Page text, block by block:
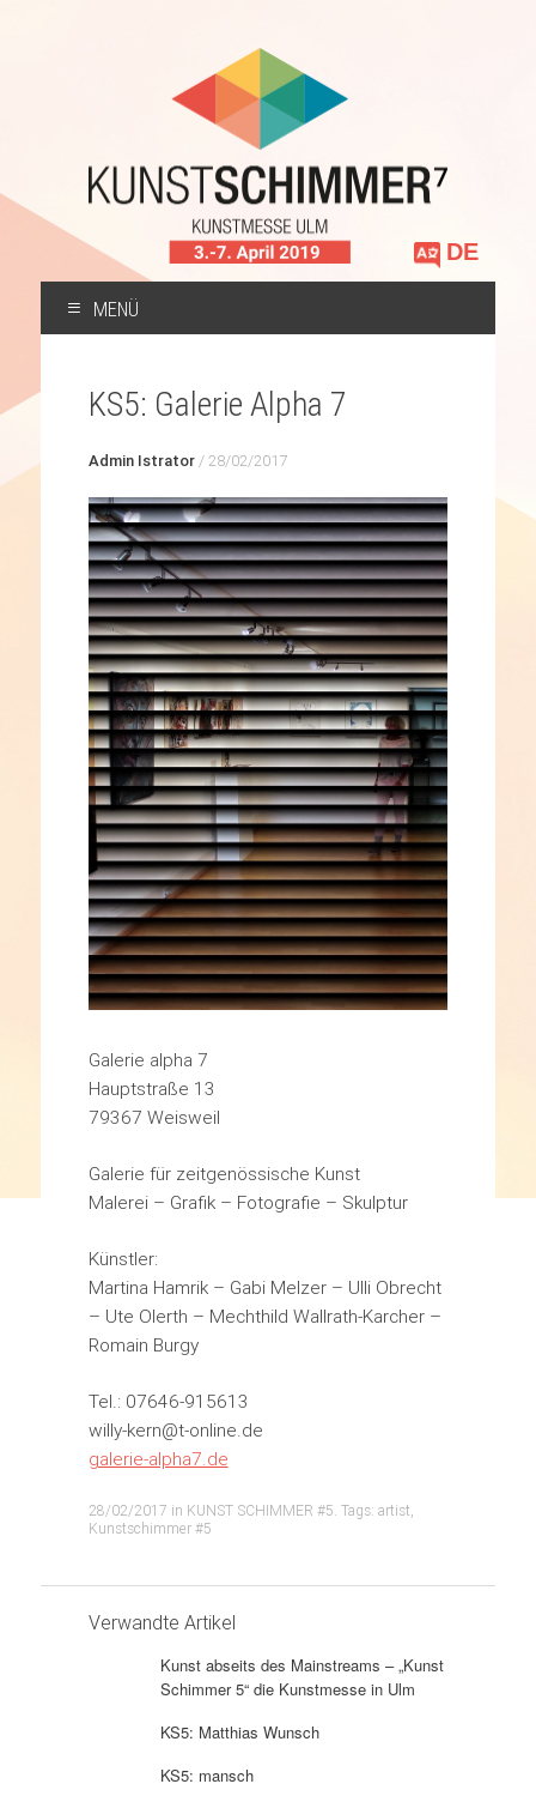
Sprache
auswählen
MENÜ
SPRINGEN
KS5: Galerie Alpha 7
Admin Istrator/ 28/02/2017
Galerie alpha 7
Hauptstraße 13
79367 Weisweil
Galerie für zeitgenössische Kunst
Malerei – Grafik – Fotografie – Skulptur
Künstler:
Martina Hamrik – Gabi Melzer – Ulli Obrecht
– Ute Olerth – Mechthild Wallrath-Karcher –
Romain Burgy
Tel.: 07646-915613
willy-kern@t-online.de
galerie-alpha7.de
28/02/2017 in KUNST SCHIMMER #5. Tags: artist,
Kunstschimmer #5
Verwandte Artikel
Kunst abseits des Mainstreams – „Kunst
Schimmer 5“ die Kunstmesse in Ulm
KS5: Matthias Wunsch
KS5: mansch